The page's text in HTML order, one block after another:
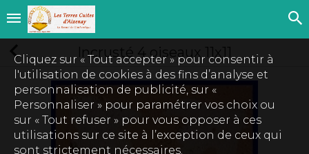
Incrusté 4 oiseaux 11x11
Cliquez sur « Tout accepter » pour consentir à
l'utilisation de cookies à des fins d’analyse et
personnalisation de publicité, sur «
Personnaliser » pour paramétrer vos choix ou
sur « Tout refuser » pour vous opposer à ces
utilisations sur ce site à l’exception de ceux qui
sont strictement nécessaires.